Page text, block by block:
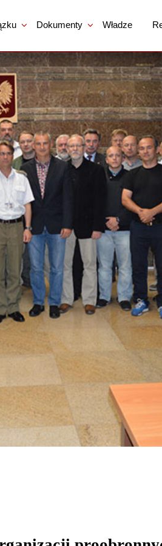
Dokumenty Władze